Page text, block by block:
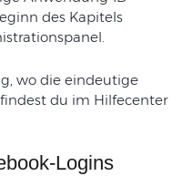
des Kapitels
wo die eindeutige
du im Hilfecenter
Logins